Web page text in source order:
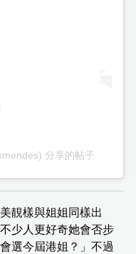
分享的帖子
靚樣與姐姐同樣出
少人更好奇她會否步
選今屆港姐？」不過